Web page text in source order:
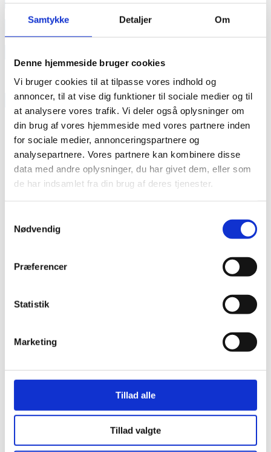
Samtykke Detaljer Om
Denne hjemmeside bruger cookies
Vi bruger cookies til at tilpasse vores indhold og
annoncer, til at vise dig funktioner til sociale medier og til
at analysere vores trafik. Vi deler også oplysninger om
din brug af vores hjemmeside med vores partnere inden
for sociale medier, annonceringspartnere og
analysepartnere. Vores partnere kan kombinere disse
data med andre oplysninger, du har givet dem, eller som
de har indsamlet fra din brug af deres tjenester.
Nødvendig
Præferencer
Statistik
Marketing
Tillad alle
Tillad valgte
annonce
RAINBOW BUSINESS DENMARK
Rainbow Awards